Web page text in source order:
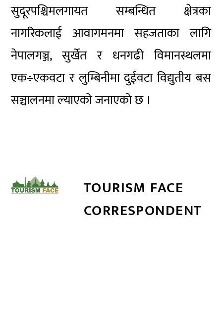
सुदूरपश्चिमलगायत सम्बन्धित क्षेत्रका
नागरिकलाई आवागमनमा सहजताका लागि
नेपालगञ्ज, सुर्खेत र धनगढी विमानस्थलमा
एक÷एकवटा र लुम्बिनीमा दुईवटा विद्युतीय बस
सञ्चालनमा ल्याएको जनाएको छ ।
TOURISM FACE
CORRESPONDENT